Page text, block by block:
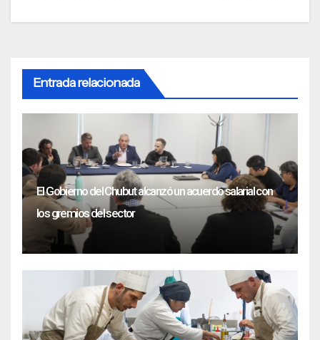
Entrada relacionada
El Gobierno del Chubut alcanzó un acuerdo salarial con
los gremios del sector